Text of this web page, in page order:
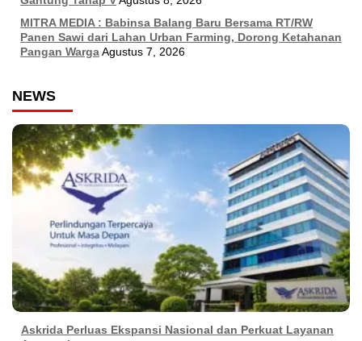
MITRA MEDIA : Babinsa Balang Baru Bersama RT/RW
Panen Sawi dari Lahan Urban Farming, Dorong Ketahanan
Pangan WargaAgustus 7, 2026
NEWS
Askrida Perluas Ekspansi Nasional dan Perkuat Layanan